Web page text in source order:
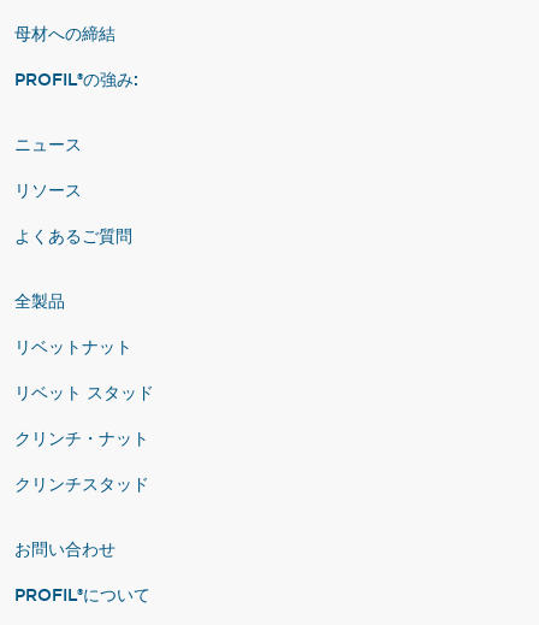
母材への締結
PROFIL®の強み:
ニュース
リソース
よくあるご質問
全製品
リベットナット
リベット スタッド
クリンチ・ナット
クリンチスタッド
お問い合わせ
PROFIL®について